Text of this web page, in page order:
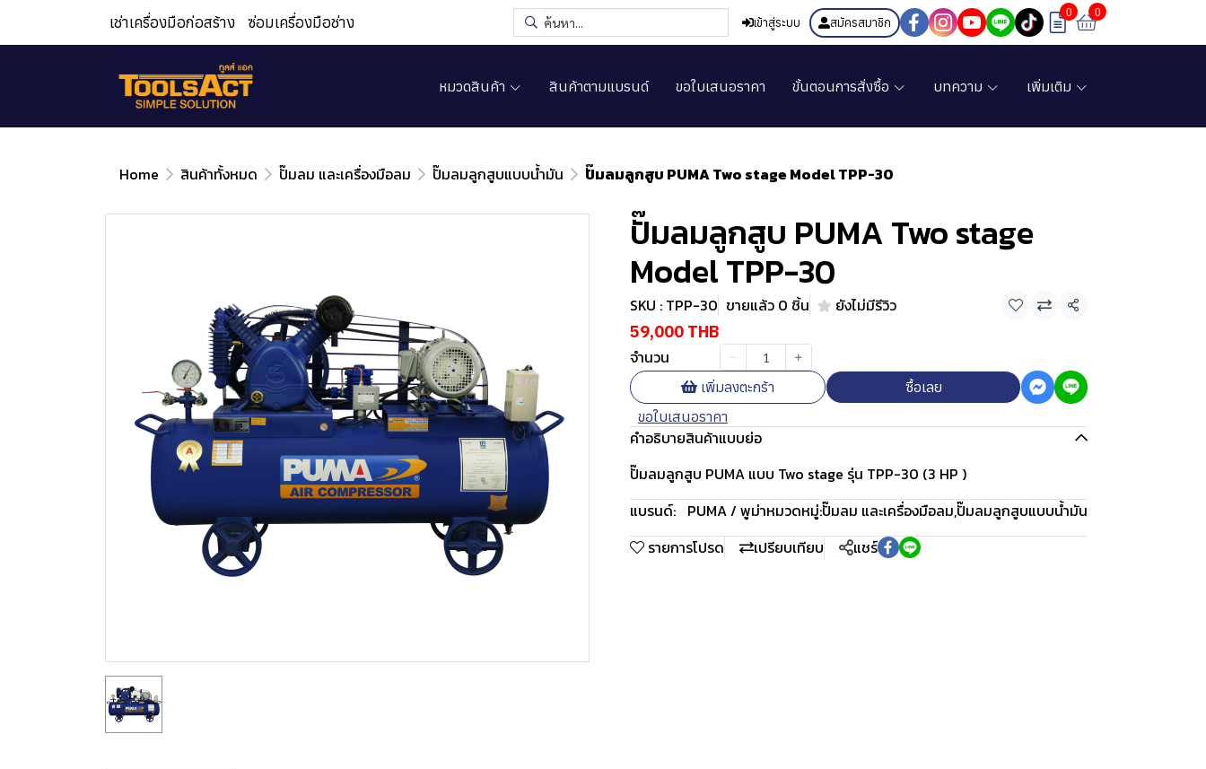
เช่าเครื่องมือก่อสร้าง ซ่อมเครื่องมือช่าง เข้าสู่ระบบ สมัครสมาชิก
0 0
หมวดสินค้า สินค้าตามแบรนด์ ขอใบเสนอราคา ขั้นตอนการสั่งซื้อ บทความ เพิ่มเติม
Home สินค้าทั้งหมด ปั๊มลม และเครื่องมือลม ปั๊มลมลูกสูบแบบน้ำมัน ปั๊มลมลูกสูบ PUMA Two stage Model TPP-30
ปั๊มลมลูกสูบ PUMA Two stage
Model TPP-30
SKU : TPP-30 ขายแล้ว 0 ชิ้น ยังไม่มีรีวิว แชร์
59,000 THB
จำนวน
เพิ่มลงตะกร้า
ซื้อเลย
ขอใบเสนอราคา
คำอธิบายสินค้าแบบย่อ
ปั๊มลมลูกสูบ PUMA แบบ Two stage รุ่น TPP-30 (3 HP )
แบรนด์: PUMA / พูม่าหมวดหมู่:ปั๊มลม และเครื่องมือลม,ปั๊มลมลูกสูบแบบน้ำมัน
รายการโปรด
เปรียบเทียบ แชร์